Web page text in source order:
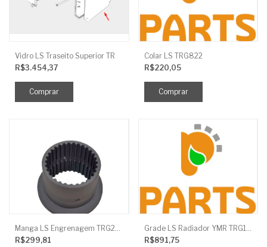
Vidro LS Traseito Superior TR
R$3.454,37
Colar LS TRG822
R$220,05
R$299,81
R$891,75